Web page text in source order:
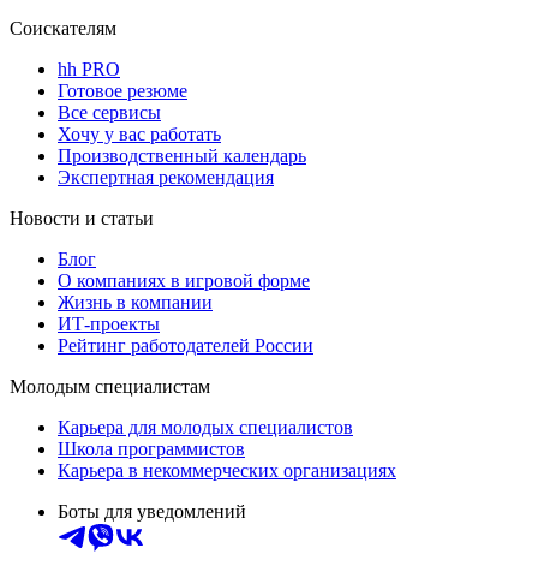
Соискателям
hh PRO
Готовое резюме
Все сервисы
Хочу у вас работать
Производственный календарь
Экспертная рекомендация
Новости и статьи
Блог
О компаниях в игровой форме
Жизнь в компании
ИТ-проекты
Рейтинг работодателей России
Молодым специалистам
Карьера для молодых специалистов
Школа программистов
Карьера в некоммерческих организациях
Боты для уведомлений